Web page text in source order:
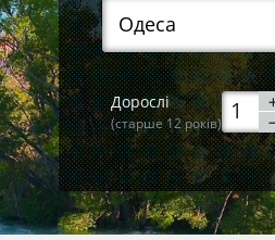
Дорослі
(старше 12 років)